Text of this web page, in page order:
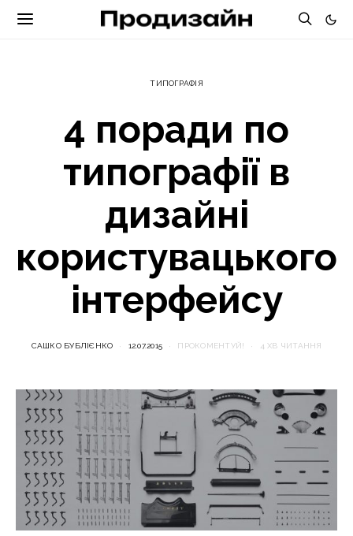
ТИПОГРАФІЯ
4 поради по
типографії в
дизайні
користувацького
інтерфейсу
САШКО БУБЛІЄНКО 12.07.2015 ПРОКОМЕНТУЙ! 4 ХВ ЧИТАННЯ